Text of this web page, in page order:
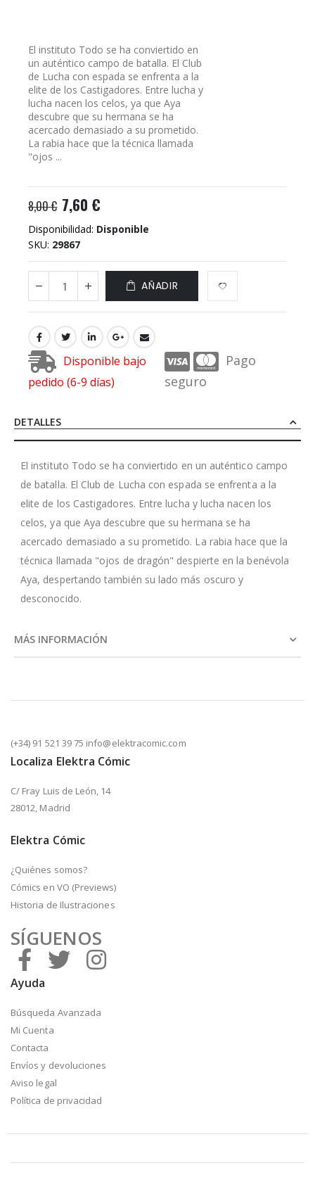
El instituto Todo se ha conviertido en
un auténtico campo de batalla. El Club
de Lucha con espada se enfrenta a la
elite de los Castigadores. Entre lucha y
lucha nacen los celos, ya que Aya
descubre que su hermana se ha
acercado demasiado a su prometido.
La rabia hace que la técnica llamada
"ojos ...
8,00 € 7,60 €
Disponibilidad: Disponible
SKU 29867
AÑADIR
Disponible bajo
pedido (6-9 días)
Pago
seguro
DETALLES
El instituto Todo se ha conviertido en un auténtico campo
de batalla. El Club de Lucha con espada se enfrenta a la
elite de los Castigadores. Entre lucha y lucha nacen los
celos, ya que Aya descubre que su hermana se ha
acercado demasiado a su prometido. La rabia hace que la
técnica llamada "ojos de dragón" despierte en la benévola
Aya, despertando también su lado más oscuro y
desconocido.
MÁS INFORMACIÓN
(+34) 91 521 39 75 info@elektracomic.com
Localiza Elektra Cómic
C/ Fray Luis de León, 14
28012, Madrid
Elektra Cómic
¿Quiénes somos?
Cómics en VO (Previews)
Historia de Ilustraciones
SÍGUENOS
Ayuda
Búsqueda Avanzada
Mi Cuenta
Contacta
Envíos y devoluciones
Aviso legal
Política de privacidad